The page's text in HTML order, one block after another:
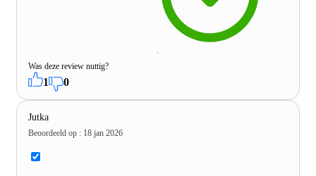
Was deze review nuttig?
1 0
Jutka
Beoordeeld op : 18 jan 2026